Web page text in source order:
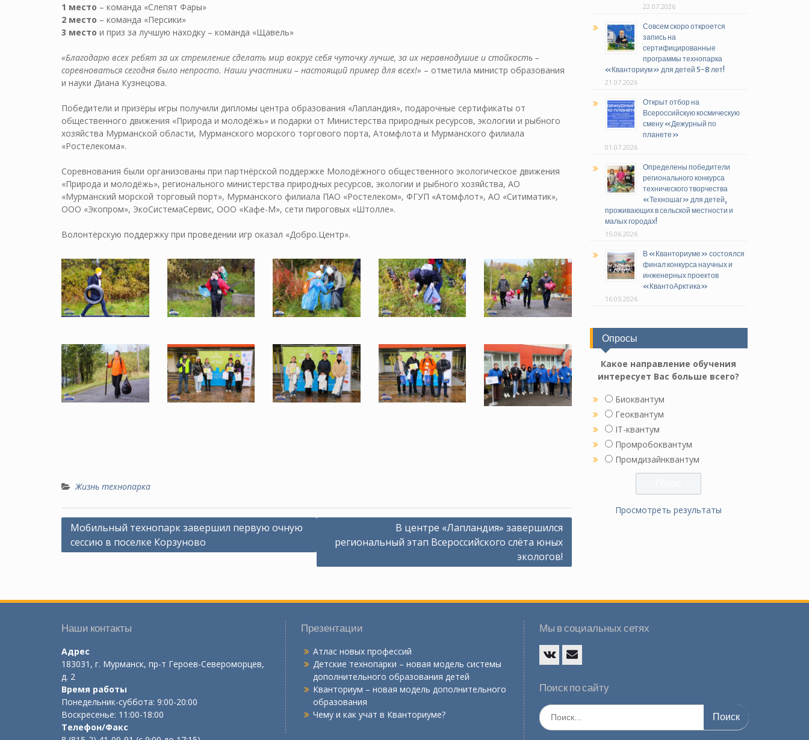
1 место – команда «Слепят Фары»
2 место – команда «Персики»
3 место и приз за лучшую находку – команда «Щавель»
«Благодарю всех ребят за их стремление сделать мир вокруг себя чуточку лучше, за их неравнодушие и стойкость –
соревноваться сегодня было непросто. Наши участники – настоящий пример для всех!» – отметила министр образования
и науки Диана Кузнецова.
Победители и призёры игры получили дипломы центра образования «Лапландия», подарочные сертификаты от
общественного движения «Природа и молодёжь» и подарки от Министерства природных ресурсов, экологии и рыбного
хозяйства Мурманской области, Мурманского морского торгового порта, Атомфлота и Мурманского филиала
«Ростелекома».
Соревнования были организованы при партнёрской поддержке Молодёжного общественного экологическое движения
«Природа и молодёжь», регионального министерства природных ресурсов, экологии и рыбного хозяйства, АО
«Мурманский морской торговый порт», Мурманского филиала ПАО «Ростелеком», ФГУП «Атомфлот», АО «Ситиматик»,
ООО «Экопром», ЭкоСистемаСервис, ООО «Кафе-М», сети пироговых «Штолле».
Волонтёрскую поддержку при проведении игр оказал «Добро.Центр».
Жизнь технопарка
Навигация
по
Мобильный технопарк завершил первую очную
сессию в поселке Корзуново
В центре «Лапландия» завершился
региональный этап Всероссийского слёта юных
экологов!
22.07.2026
Совсем скоро откроется
запись на
сертифицированные
программы технопарка
«Кванториум» для детей 5-8 лет!
21.07.2026
Открыт отбор на
Всероссийскую космическую
смену «Дежурный по
планете»
01.07.2026
Определены победители
регионального конкурса
технического творчества
«Техношаг» для детей,
проживающих в сельской местности и
малых городах!
15.06.2026
В «Кванториуме» состоялся
финал конкурса научных и
инженерных проектов
«КвантоАрктика»
16.05.2026
Опросы
Какое направление обучения
интересует Вас больше всего?
Биоквантум
Геоквантум
IT-квантум
Промробоквантум
Промдизайнквантум
Просмотреть результаты
Наши контакты
Адрес
183031, г. Мурманск, пр-т Героев-Североморцев,
д. 2
Время работы
Понедельник-суббота: 9:00-20:00
Воскресенье: 11:00-18:00
Телефон/Факс
Презентации
Атлас новых профессий
Детские технопарки – новая модель системы
дополнительного образования детей
Кванториум – новая модель дополнительного
образования
Чему и как учат в Кванториуме?
Мы в социальных сетях
mail
Поиск по сайту
Искать: